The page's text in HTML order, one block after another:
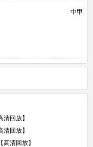
中甲
回放】
回放】
清回放】